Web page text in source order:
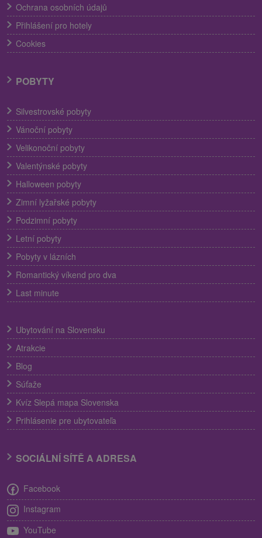
Ochrana osobních údajů
Přihlášení pro hotely
Cookies
POBYTY
Silvestrovské pobyty
Vánoční pobyty
Velikonoční pobyty
Valentýnské pobyty
Halloween pobyty
Zimní lyžařské pobyty
Podzimní pobyty
Letní pobyty
Pobyty v lázních
Romantický víkend pro dva
Last minute
Ubytování na Slovensku
Atrakcie
Blog
Súťaže
Kvíz Slepá mapa Slovenska
Prihlásenie pre ubytovateľa
SOCIÁLNÍ SÍTĚ A ADRESA
Facebook
Instagram
YouTube